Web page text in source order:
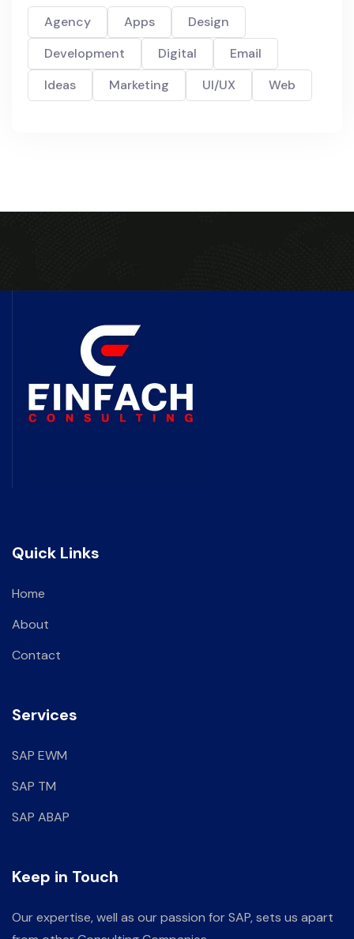
Agency Apps
Design
Development
Digital
Email
Ideas
Marketing UI/UX Web
Quick Links
Home
About
Contact
Services
SAP EWM
SAP TM
SAP ABAP
Keep in Touch
Our expertise, well as our passion for SAP, sets us apart